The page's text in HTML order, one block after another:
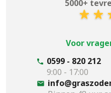
5000+
Voor
0599 - 820 212
9:00 - 17:00